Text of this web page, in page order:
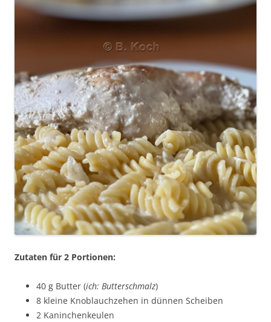
Zutaten für 2 Portionen:
40 g Butter (ich: Butterschmalz)
8 kleine Knoblauchzehen in dünnen Scheiben
2 Kaninchenkeulen